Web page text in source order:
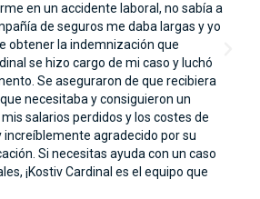
atravesaba dificultades financieras,
Kostiv Cardinal me guió a
quiebra del Capítulo 11 con cuidado
a reorganizar mis deudas al
mi negocio operativo. Crearon una
protegía mis activos, sino que me
para reconstruir. Gracias a
está de nuevo en marcha, y no
Si te enfrentas a problemas
encarecidamente a Kostiv
y su enfoque compasivo.